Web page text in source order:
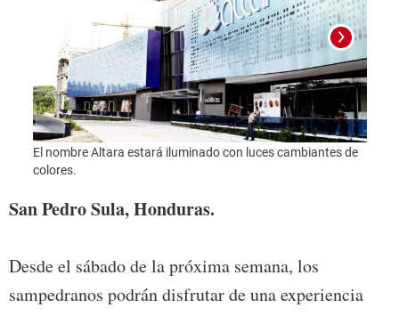
El nombre Altara estará iluminado con luces cambiantes de
colores.
Foto:
San Pedro Sula, Honduras.
Desde el sábado de la próxima semana, los
sampedranos podrán disfrutar de una experiencia